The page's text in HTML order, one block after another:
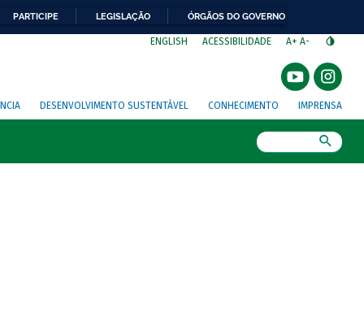
PARTICIPE LEGISLAÇÃO ÓRGÃOS DO GOVERNO
ENGLISH ACESSIBILIDADE A+ A-
DESENVOLVIMENTO SUSTENTÁVEL CONHECIMENTO IMPRENSA